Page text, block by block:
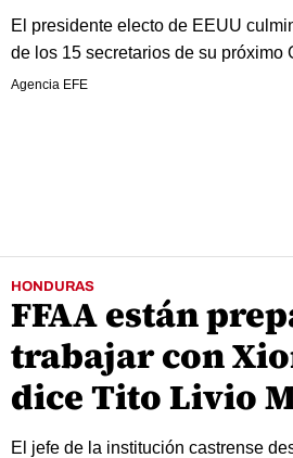
El presidente electo de EEUU
de los 15 secretarios de su próximo
Agencia EFE
HONDURAS
FFAA están
trabajar con
dice Tito Livio
El jefe de la institución castrense